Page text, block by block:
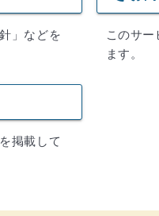
」などを
このサ
ます。
掲載して